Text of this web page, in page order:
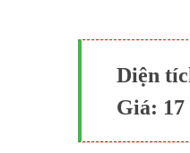
Diện
Giá: 17